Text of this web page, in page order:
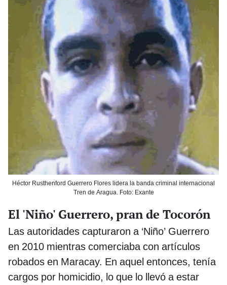
Héctor Rusthenford Guerrero Flores lidera la banda criminal internacional
Tren de Aragua. Foto: Exante
El 'Niño' Guerrero, pran de Tocorón
Las autoridades capturaron a ‘Niño’ Guerrero
en 2010 mientras comerciaba con artículos
robados en Maracay. En aquel entonces, tenía
cargos por homicidio, lo que lo llevó a estar